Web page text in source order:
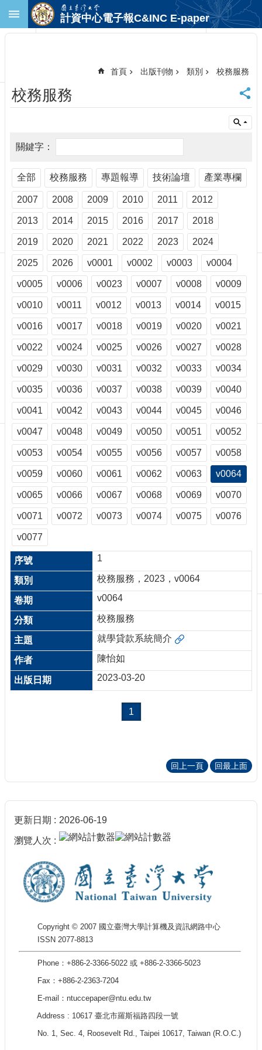
跳到主要內容區塊
首
頁
首
計
中
首
頁
聯
絡
資
訊
訂
閱/
取
消
網
站
導
覽
最
新
消
息
關
於
我
們
出
版
刊
物
校
務
服
務
專
題
報
導
技
計資中心電子報C&INC E-paper
首頁 出版刊物 類別 校務服務
校務服務
全部 校務服務 專題報導 技術論壇 產業專欄
2007 2008 2009 2010 2011 2012
2013 2014 2015 2016 2017 2018
2019 2020 2021 2022 2023 2024
2025 2026 v0001 v0002 v0003 v0004
v0005 v0006 v0023 v0007 v0008 v0009
v0010 v0011 v0012 v0013 v0014 v0015
v0016 v0017 v0018 v0019 v0020 v0021
v0022 v0024 v0025 v0026 v0027 v0028
v0029 v0030 v0031 v0032 v0033 v0034
v0035 v0036 v0037 v0038 v0039 v0040
v0041 v0042 v0043 v0044 v0045 v0046
v0047 v0048 v0049 v0050 v0051 v0052
v0053 v0054 v0055 v0056 v0057 v0058
v0059 v0060 v0061 v0062 v0063 v0064
v0065 v0066 v0067 v0068 v0069 v0070
v0071 v0072 v0073 v0074 v0075 v0076
v0077
1
校務服務，2023，v0064
v0064
校務服務
就學貸款系統簡介
陳怡如
2023-03-20
1
回上一頁 回最上面
更新日期 2026-06-19
瀏覽人次
Copyright © 2007 國立臺灣大學計算機及資訊網路中心
ISSN 2077-8813
Phone：+886-2-3366-5022 或 +886-2-3366-5023
Fax：+886-2-2363-7204
E-mail：ntuccepaper@ntu.edu.tw
Address : 10617 臺北市羅斯福路四段一號
No. 1, Sec. 4, Roosevelt Rd., Taipei 10617, Taiwan (R.O.C.)